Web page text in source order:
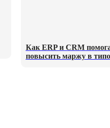
Как ERP и CRM
повысить маржу в